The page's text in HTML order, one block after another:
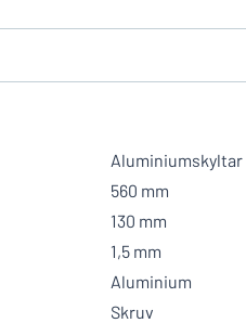
Aluminiumskyltar
560 mm
130 mm
1,5 mm
Aluminium
Skruv